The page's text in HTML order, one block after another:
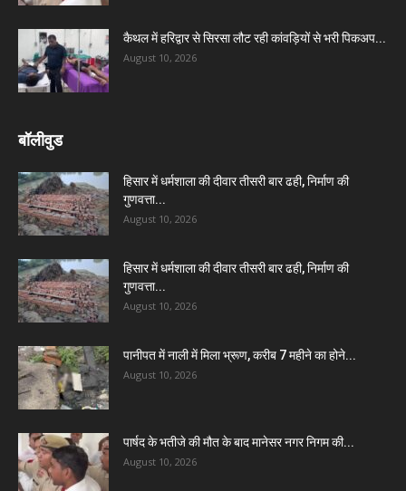
कैथल में हरिद्वार से सिरसा लौट रही कांवड़ियों से भरी पिकअप...
August 10, 2026
बॉलीवुड
हिसार में धर्मशाला की दीवार तीसरी बार ढही, निर्माण की
गुणवत्ता...
August 10, 2026
हिसार में धर्मशाला की दीवार तीसरी बार ढही, निर्माण की
गुणवत्ता...
August 10, 2026
पानीपत में नाली में मिला भ्रूण, करीब 7 महीने का होने...
August 10, 2026
पार्षद के भतीजे की मौत के बाद मानेसर नगर निगम की...
August 10, 2026